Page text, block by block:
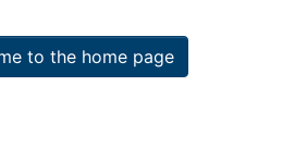
to the home page